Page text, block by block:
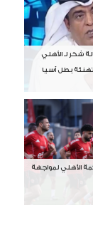
شكر لـ الأهلي
بطل آسيا
الأهلي لمواجهة